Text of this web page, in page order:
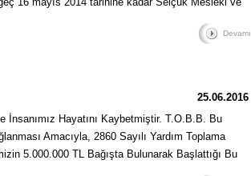
Devamı
25.06.2016
Hayatını Kaybetmiştir. T.O.B.B. Bu
Amacıyla, 2860 Sayılı Yardım Toplama
5.000.000 TL Bağışta Bulunarak Başlattığı Bu